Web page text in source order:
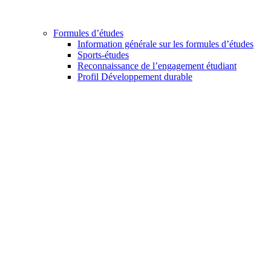
Formules d’études
Information générale sur les formules d’études
Sports-études
Reconnaissance de l’engagement étudiant
Profil Développement durable